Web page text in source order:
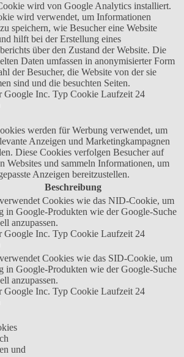
wird von Google Analytics installiert.
wird verwendet, um Informationen
speichern, wie Besucher eine Website
hilft bei der Erstellung eines
über den Zustand der Website. Die
Daten umfassen in anonymisierter Form
der Besucher, die Website von der sie
sind und die besuchten Seiten.
Google Inc. Typ Cookie Laufzeit 24
werden für Werbung verwendet, um
Anzeigen und Marketingkampagnen
Diese Cookies verfolgen Besucher auf
Websites und sammeln Informationen, um
Anzeigen bereitzustellen.
Beschreibung
Cookies wie das NID-Cookie, um
in Google-Produkten wie der Google-Suche
anzupassen.
Google Inc. Typ Cookie Laufzeit 24
Cookies wie das SID-Cookie, um
in Google-Produkten wie der Google-Suche
anzupassen.
Google Inc. Typ Cookie Laufzeit 24
und